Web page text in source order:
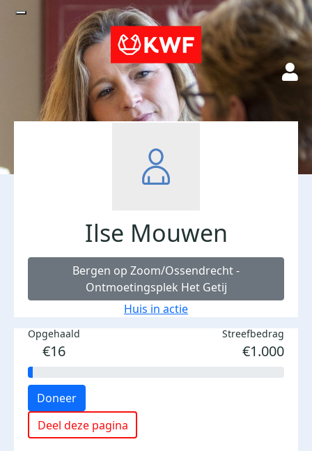
Ilse Mouwen
Bergen op Zoom/Ossendrecht -
Ontmoetingsplek Het Getij
Huis in actie
Opgehaald
€16
Streefbedrag
€1.000
Doneer
Deel deze pagina